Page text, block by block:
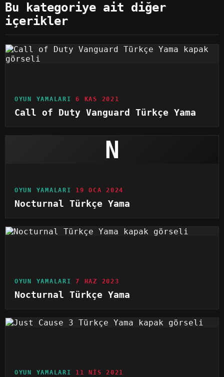
Bu kategoriye ait diğer
içerikler
OYUN YAMALARI 6 KAS 2021
Call of Duty Vanguard Türkçe Yama
N
OYUN YAMALARI 19 OCA 2024
Nocturnal Türkçe Yama
OYUN YAMALARI 7 HAZ 2023
Nocturnal Türkçe Yama
OYUN YAMALARI 11 NIS 2021